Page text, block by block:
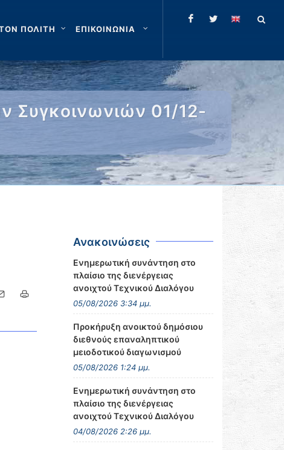
ΠΟΛΙΤΗ ΕΠΙΚΟΙΝΩΝΙΑ
Συγκοινωνιών 01/12-
Ανακοινώσεις
Ενημερωτική συνάντηση στο
πλαίσιο της διενέργειας
ανοιχτού Τεχνικού Διαλόγου
05/08/2026 3:34 μμ.
Προκήρυξη ανοικτού δημόσιου
διεθνούς επαναληπτικού
μειοδοτικού διαγωνισμού
05/08/2026 1:24 μμ.
Ενημερωτική συνάντηση στο
πλαίσιο της διενέργειας
ανοιχτού Τεχνικού Διαλόγου
04/08/2026 2:26 μμ.